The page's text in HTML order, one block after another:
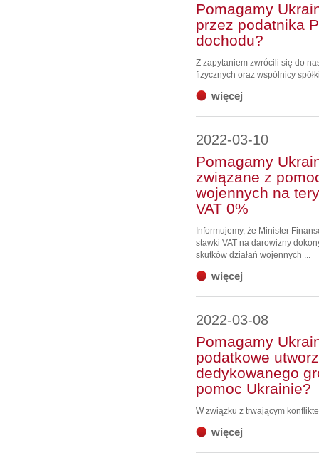
Pomagamy
przez podatnika
dochodu?
Z zapytaniem zwrócili się do
fizycznych oraz wspólnicy
więcej
2022-03-10
Pomagamy
związane z
wojennych na
VAT 0%
Informujemy, że Minister
stawki VAT na darowizny
skutków działań wojennych ...
więcej
2022-03-08
Pomagamy
podatkowe
dedykowanego
pomoc Ukrainie?
W związku z trwającym
więcej